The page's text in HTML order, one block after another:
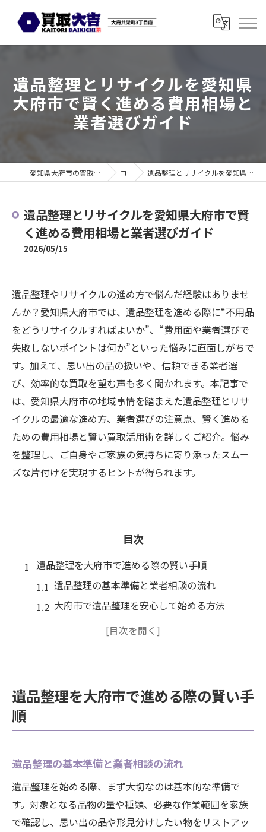
遺品整理とリサイクルを愛知県
大府市で賢く進める費用相場と
業者選びガイド
愛知県大府市の買取なら買取大吉 大府共栄町3丁目店 コラム 遺品整理とリサイクルを愛知県大府市で賢く進める費用相場と業者選びガイド
遺品整理とリサイクルを愛知県大府市で賢
く進める費用相場と業者選びガイド
2026/05/15
遺品整理やリサイクルの進め方で悩んだ経験はありませ
んか？愛知県大府市では、遺品整理を進める際に“不用品
をどうリサイクルすればよいか”、“費用面や業者選びで
失敗しないポイントは何か”といった悩みに直面しがちで
す。加えて、思い出の品の扱いや、信頼できる業者選
び、効率的な買取を望む声も多く聞かれます。本記事で
は、愛知県大府市の地域事情を踏まえた遺品整理とリサ
イクルの最適な進め方、業者選びの注意点、賢く進める
ための費用相場と賢い買取活用術を詳しくご紹介。悩み
を整理し、ご自身やご家族の気持ちに寄り添ったスムー
ズな片付けを実現するヒントが得られます。
目次
遺品整理を大府市で進める際の賢い手順
遺品整理の基本準備と業者相談の流れ
大府市で遺品整理を安心して始める方法
遺品整理のスケジュール作成と実践ポイン
リサイクルも活用した遺品整理の流れとコツ
リサイクル品と処分品の見極め方と実践方
法
遺品整理におけるリサイクル業者の選び方
リサイクル活用で費用を抑える遺品整理術
遺品整理を大府市で進める際の賢い手
順
遺品整理の基本準備と業者相談の流れ
遺品整理を始める際、まず大切なのは基本的な準備で
す。対象となる品物の量や種類、必要な作業範囲を家族
で確認し、思い出の品や形見分けしたい物をリストアッ